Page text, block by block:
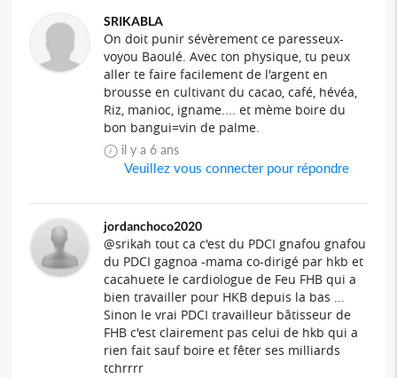
SRIKABLA
On doit punir sévèrement ce paresseux-
voyou Baoulé. Avec ton physique, tu peux
aller te faire facilement de l'argent en
brousse en cultivant du cacao, café, hévéa,
Riz, manioc, igname.... et mème boire du
bon bangui=vin de palme.
il y a 6 ans
Veuillez vous connecter pour répondre
jordanchoco2020
@srikah tout ca c'est du PDCI gnafou gnafou
du PDCI gagnoa -mama co-dirigé par hkb et
cacahuete le cardiologue de Feu FHB qui a
bien travailler pour HKB depuis la bas ...
Sinon le vrai PDCI travailleur bâtisseur de
FHB c'est clairement pas celui de hkb qui a
rien fait sauf boire et fêter ses milliards
tchrrrr